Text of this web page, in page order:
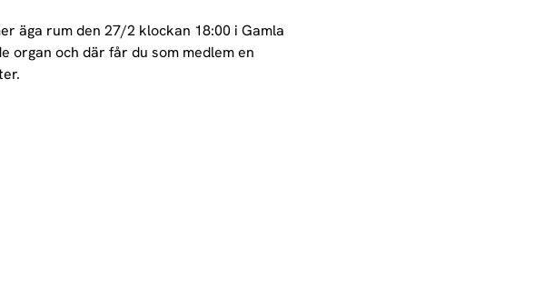
äga rum den 27/2 klockan 18:00 i Gamla
organ och där får du som medlem en